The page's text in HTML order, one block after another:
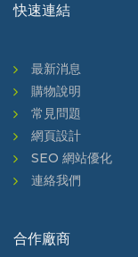
快速連結
最新消息
購物說明
常見問題
網頁設計
SEO 網站優化
連絡我們
合作廠商